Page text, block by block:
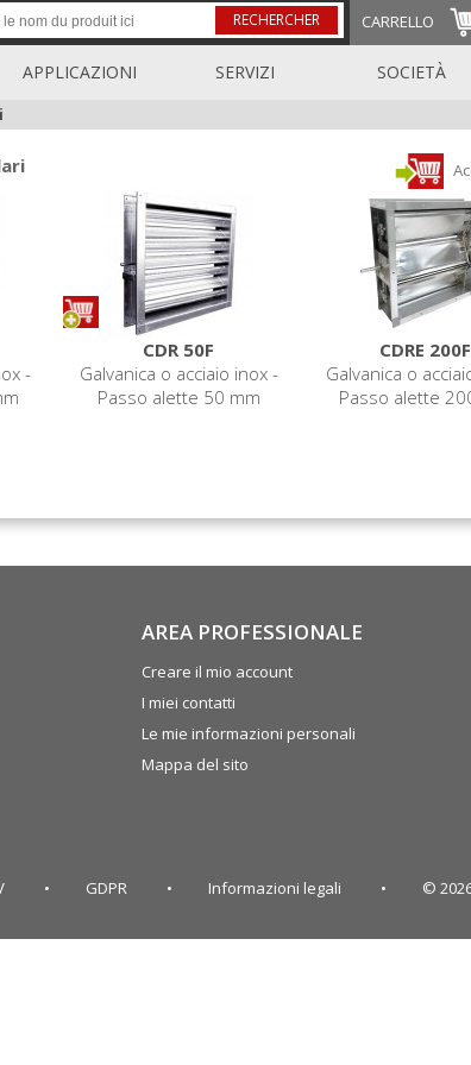
CARRELLO
RECHERCHER
APPLICAZIONI SERVIZI SOCIETÀ
-
CDR 50F
Galvanica o acciaio inox -
Passo alette 50 mm
CDRE 200F
Galvanica o
Passo alette
AREA PROFESSIONALE
Creare il mio account
I miei contatti
Le mie informazioni personali
Mappa del sito
GDPR Informazioni legali ©